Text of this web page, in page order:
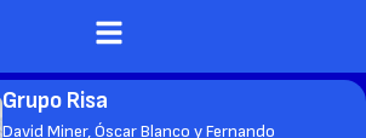
Grupo Risa
David Miner, Óscar Blanco y Fernando